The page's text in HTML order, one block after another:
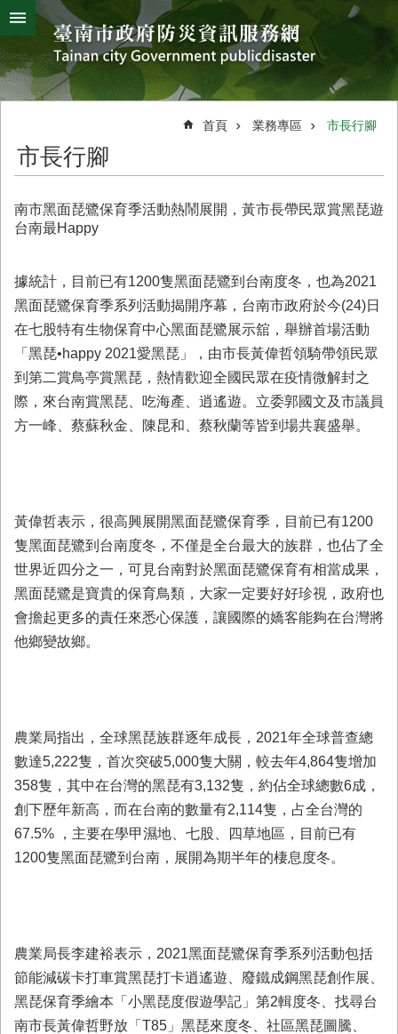
跳到主要內容區塊
搜
尋
進
階
搜
熱
字
颱
風
災
害
救
辦
簡
介
災
防
新
聞
業
便
民
服
務
網
站
導
頁
市
府
首
頁
首頁 業務專區 市長行腳
市長行腳
南市黑面琵鷺保育季活動熱鬧展開，黃市長帶民眾賞黑琵遊
台南最Happy
據統計，目前已有1200隻黑面琵鷺到台南度冬，也為2021
黑面琵鷺保育季系列活動揭開序幕，台南市政府於今(24)日
在七股特有生物保育中心黑面琵鷺展示舘，舉辦首場活動
「黑琵•happy 2021愛黑琵」，由市長黃偉哲領騎帶領民眾
到第二賞鳥亭賞黑琵，熱情歡迎全國民眾在疫情微解封之
際，來台南賞黑琵、吃海產、逍遙遊。立委郭國文及市議員
方一峰、蔡蘇秋金、陳昆和、蔡秋蘭等皆到場共襄盛舉。
黃偉哲表示，很高興展開黑面琵鷺保育季，目前已有1200
隻黑面琵鷺到台南度冬，不僅是全台最大的族群，也佔了全
世界近四分之一，可見台南對於黑面琵鷺保育有相當成果，
黑面琵鷺是寶貴的保育鳥類，大家一定要好好珍視，政府也
會擔起更多的責任來悉心保護，讓國際的嬌客能夠在台灣將
他鄉變故鄉。
農業局指出，全球黑琵族群逐年成長，2021年全球普查總
數達5,222隻，首次突破5,000隻大關，較去年4,864隻增加
358隻，其中在台灣的黑琵有3,132隻，約佔全球總數6成，
創下歷年新高，而在台南的數量有2,114隻，占全台灣的
67.5% ，主要在學甲濕地、七股、四草地區，目前已有
1200隻黑面琵鷺到台南，展開為期半年的棲息度冬。
農業局長李建裕表示，2021黑面琵鷺保育季系列活動包括
節能減碳卡打車賞黑琵打卡逍遙遊、廢鐵成鋼黑琵創作展、
黑琵保育季繪本「小黑琵度假遊學記」第2輯度冬、找尋台
南市長黃偉哲野放「T85」黑琵來度冬、社區黑琵圖騰、